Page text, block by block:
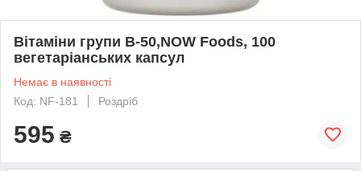
Вітаміни групи В-50,NOW Foods, 100
вегетаріанських капсул
Немає в наявності
Код: NF-181
Роздріб
595 ₴